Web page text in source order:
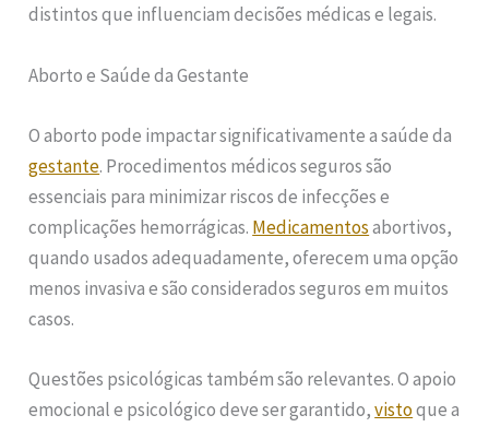
distintos que influenciam decisões médicas e legais.
Aborto e Saúde da Gestante
O aborto pode impactar significativamente a saúde da
gestante. Procedimentos médicos seguros são
essenciais para minimizar riscos de infecções e
complicações hemorrágicas. Medicamentosabortivos,
quando usados adequadamente, oferecem uma opção
menos invasiva e são considerados seguros em muitos
casos.
Questões psicológicas também são relevantes. O apoio
emocional e psicológico deve ser garantido,vistoque a